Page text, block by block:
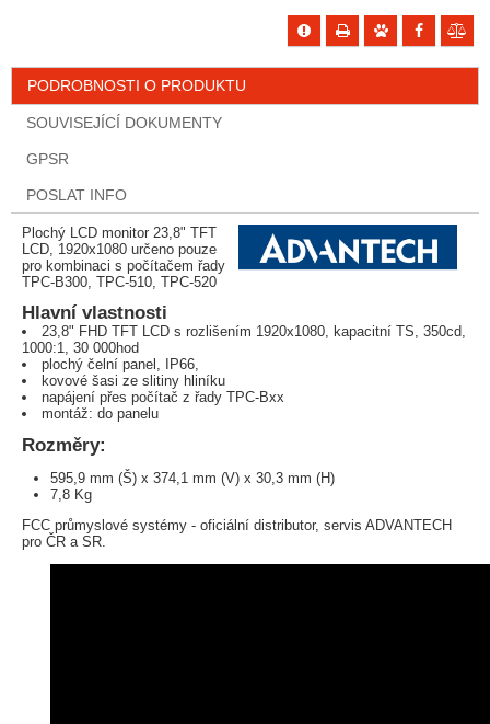
PODROBNOSTI O PRODUKTU
SOUVISEJÍCÍ DOKUMENTY
GPSR
POSLAT INFO
Plochý LCD monitor 23,8" TFT
LCD, 1920x1080 určeno pouze
pro kombinaci s počítačem řady
TPC-B300, TPC-510, TPC-520
Hlavní vlastnosti
23,8" FHD TFT LCD s rozlišením 1920x1080, kapacitní TS, 350cd,
1000:1, 30 000hod
plochý čelní panel, IP66,
kovové šasi ze slitiny hliníku
napájení přes počítač z řady TPC-Bxx
montáž: do panelu
Rozměry:
595,9 mm (Š) x 374,1 mm (V) x 30,3 mm (H)
7,8 Kg
FCC průmyslové systémy - oficiální distributor, servis ADVANTECH
pro ČR a SR.